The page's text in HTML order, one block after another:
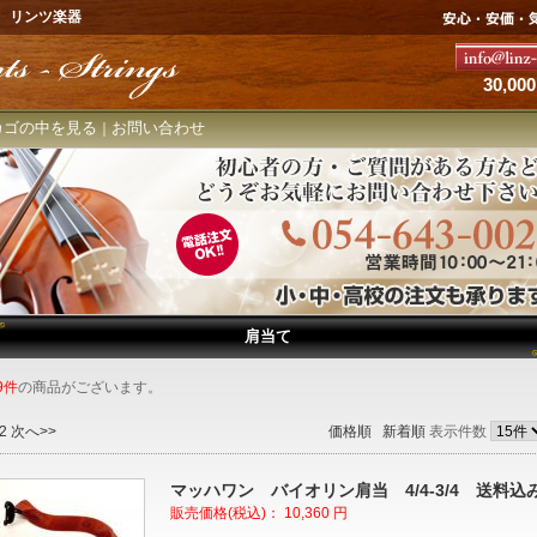
リンツ楽器
ゴの中を見る ｜ お問い合わせ
肩当て
件の商品がございます。
価格順 新着順 表示件数
2 次へ>>
マッハワン バイオリン肩当 4/4-3/4 送料込
販売価格(税込)： 10,360 円